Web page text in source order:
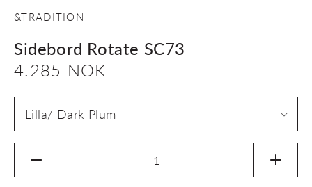
&TRADITION
Sidebord Rotate SC73
Vanlig
pris
4.285 NOK
antallet
Øk